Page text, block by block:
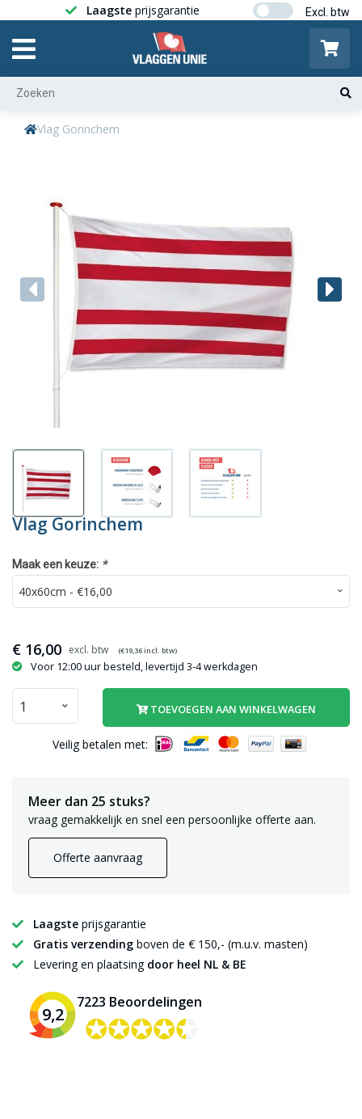
Laagste prijsgarantie Gratis
Vlag Gorinchem
Vlag Gorinchem
Maak een keuze: *
€ 16,00 (€19,36incl. btw)
Voor 12:00 uur besteld, levertijd 3-4 werkdagen
TOEVOEGEN AAN WINKELWAGEN
Veilig betalen met:
Meer dan 25 stuks?
vraag gemakkelijk en snel een persoonlijke offerte aan.
Offerte aanvraag
Laagste prijsgarantie
Gratis verzending boven de € 150,- (m.u.v. masten)
Levering en plaatsing door heel NL & BE
9,2
7223 Beoordelingen
✪✪✪✪✪
✪✪✪✪✪